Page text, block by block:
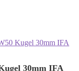
30mm IFA